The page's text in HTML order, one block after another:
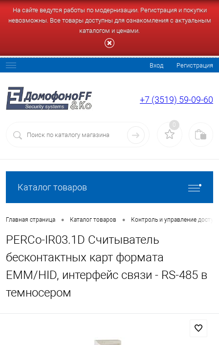
На сайте ведутся работы по модернизации. Регистрация и покупки
невозможны. Все товары доступны для ознакомления с актуальным
каталогом и ценами.
Вход Регистрация
+7 (3519) 59-09-60
0
Каталог товаров
Главная страница • Каталог товаров • Контроль и управление
PERCo-IR03.1D Считыватель
бесконтактных карт формата
ЕММ/HID, интерфейс связи - RS-485 в
темносером